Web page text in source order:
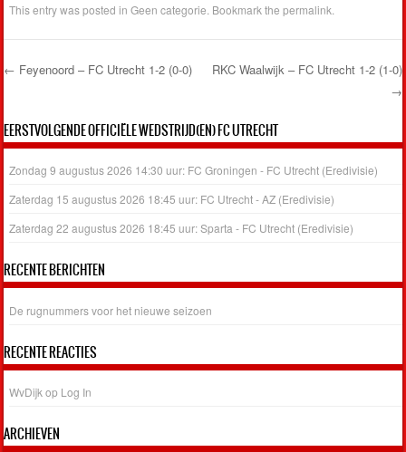
This entry was posted inGeen categorie . Bookmark thepermalink
← Feyenoord – FC Utrecht 1-2 (0-0)
RKC Waalwijk – FC Utrecht 1-2 (1-0)
→
EERSTVOLGENDE OFFICIËLE WEDSTRIJD(EN) FC UTRECHT
Zondag 9 augustus 2026 14:30 uur: FC Groningen - FC Utrecht (Eredivisie)
Zaterdag 15 augustus 2026 18:45 uur: FC Utrecht - AZ (Eredivisie)
Zaterdag 22 augustus 2026 18:45 uur: Sparta - FC Utrecht (Eredivisie)
RECENTE BERICHTEN
De rugnummers voor het nieuwe seizoen
RECENTE REACTIES
WvDijk op Log In
ARCHIEVEN